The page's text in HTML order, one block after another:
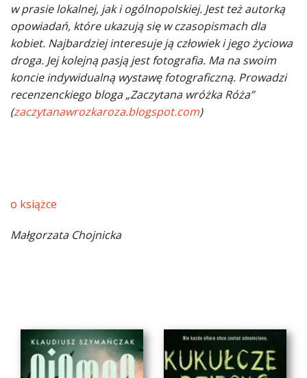
w prasie lokalnej, jak i ogólnopolskiej. Jest też autorką
opowiadań, które ukazują się w czasopismach dla
kobiet. Najbardziej interesuje ją człowiek i jego życiowa
droga. Jej kolejną pasją jest fotografia. Ma na swoim
koncie indywidualną wystawę fotograficzną. Prowadzi
recenzenckiego bloga „Zaczytana wróżka Róża”
(zaczytanawrozkaroza.blogspot.com)
o książce
Małgorzata Chojnicka